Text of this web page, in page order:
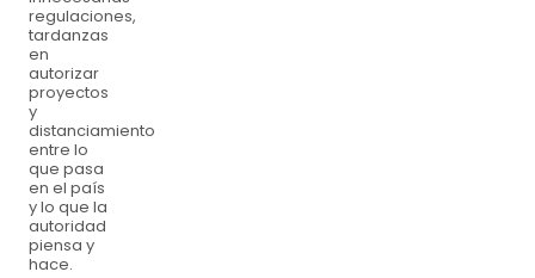
regulaciones,
tardanzas
en
autorizar
proyectos
y
distanciamiento
entre lo
que pasa
en el país
y lo que la
autoridad
piensa y
hace.